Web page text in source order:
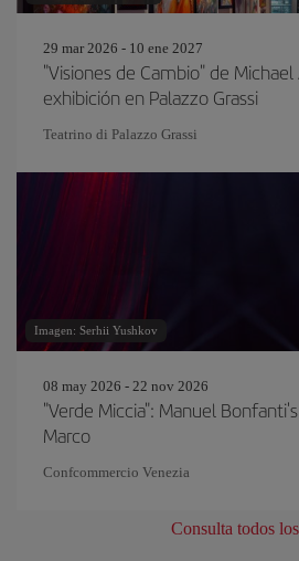
29 mar 2026 - 10 ene 2027
"Visiones de Cambio" de
exhibición en Palazzo Grassi
Teatrino di Palazzo Grassi
Imagen: Serhii Yushkov
08 may 2026 - 22 nov 2026
"Verde Miccia": Manuel
Marco
Confcommercio Venezia
Consulta todos